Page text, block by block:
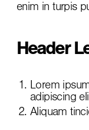
enim in turpis
Header
Lorem
adipiscing
Aliquam